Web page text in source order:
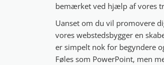
bemærket ved hjælp af vores
Uanset om du vil promovere
vores webstedsbygger en
er simpelt nok for begyndere
Føles som PowerPoint, men